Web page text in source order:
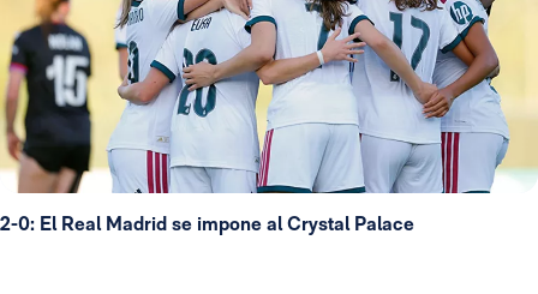
2-0: El Real Madrid se impone al Crystal Palace